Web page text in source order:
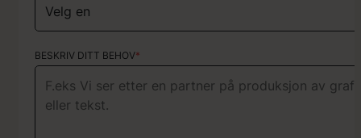
BESKRIV DITT BEHOV*